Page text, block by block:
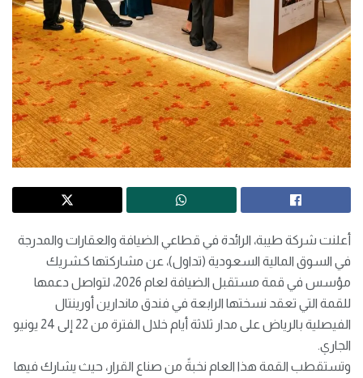
أعلنت شركة طيبة، الرائدة في قطاعي الضيافة والعقارات والمدرجة
في السوق المالية السعودية (تداول)، عن مشاركتها كـشريك
مؤسس في قمة مستقبل الضيافة لعام 2026، لتواصل دعمها
للقمة التي تعقد نسختها الرابعة في فندق ماندارين أورينتال
الفيصلية بالرياض على مدار ثلاثة أيام خلال الفترة من 22 إلى 24 يونيو
الجاري.
وتستقطب القمة هذا العام نخبةً من صناع القرار، حيث يشارك فيها